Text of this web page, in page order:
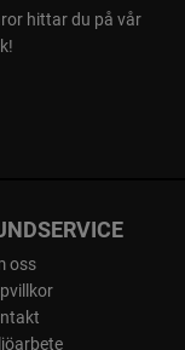
hittar du på vår
oss